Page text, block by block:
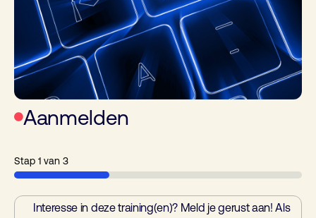
Aanmelden
Stap 1 van 3
33%
Aanmelden(Vereist)
Interesse in deze training(en)? Meld je gerust aan! Als